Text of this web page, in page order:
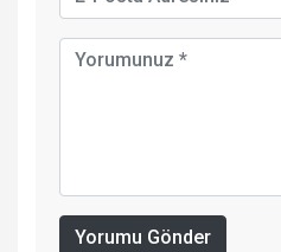
Yorumu Gönder